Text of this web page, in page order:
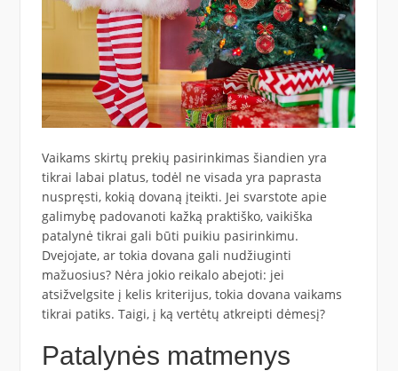
Vaikams skirtų prekių pasirinkimas šiandien yra
tikrai labai platus, todėl ne visada yra paprasta
nuspręsti, kokią dovaną įteikti. Jei svarstote apie
galimybę padovanoti kažką praktiško, vaikiška
patalynė tikrai gali būti puikiu pasirinkimu.
Dvejojate, ar tokia dovana gali nudžiuginti
mažuosius? Nėra jokio reikalo abejoti: jei
atsižvelgsite į kelis kriterijus, tokia dovana vaikams
tikrai patiks. Taigi, į ką vertėtų atkreipti dėmesį?
Patalynės matmenys